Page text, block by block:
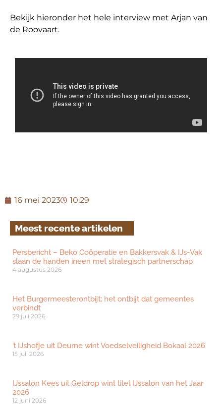
Bekijk hieronder het hele interview met Arjan van
de Roovaart.
16 mei 2023 10:29
Meest recente artikelen
Persbericht – Beko Coöperatie en Bakkersvak & IJs-Vak
slaan de handen ineen met strategisch partnerschap
4 augustus 2026
Het Burgermeesterontbijt: het ontbijt dat gemeentes
verbindt
29 juli 2026
’t IJshofje uit Deurne wint Voedselveiligheid Bokaal 2026
15 juli 2026
IJssalon Kees uit Geldrop wint titel IJssalon van het Jaar
2026
12 juni 2026